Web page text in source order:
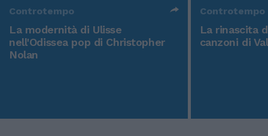
Controtempo
La modernità di Ulisse
nell'Odissea pop di Christopher
Nolan
Controtempo
La rinascita
canzoni di